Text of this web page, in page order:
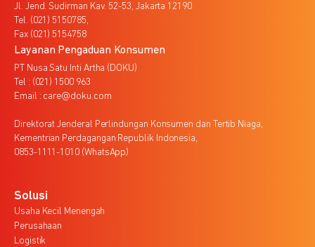
Jl. Jend. Sudirman Kav. 52-53, Jakarta 12190
Tel. (021) 5150785,
Fax (021) 5154758
Layanan Pengaduan Konsumen
PT Nusa Satu Inti Artha (DOKU)
Tel : (021) 1500 963
Email : care@doku.com
Direktorat Jenderal Perlindungan Konsumen dan Tertib Niaga,
Kementrian Perdagangan Republik Indonesia,
0853-1111-1010 (WhatsApp)
Solusi
Usaha Kecil Menengah
Perusahaan
Logistik